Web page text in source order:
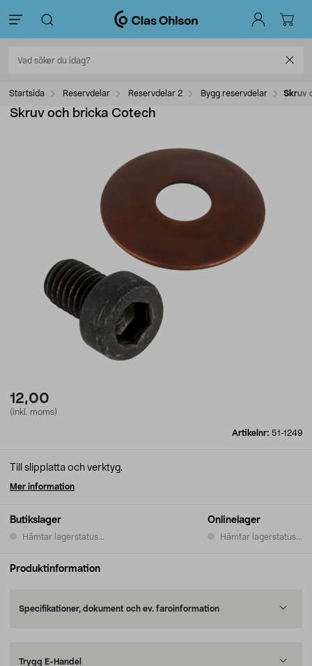
Startsida Reservdelar Reservdelar 2 Bygg reservdelar Skruv
Skruv och bricka Cotech
12,00
(inkl. moms)
Artikelnr: 51-1249
Butikslager
Hämtar lagerstatus...
Onlinelager
Hämtar lagerstatus...
Till slipplatta och verktyg.
Mer information
Produktinformation
Specifikationer, dokument och ev. faroinformation
Trygg E-Handel